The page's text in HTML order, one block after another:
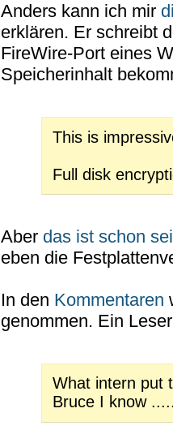
Anders kann ich mir
erklären. Er schreibt
FireWire-Port eines
Speicherinhalt
This is
Full disk
Aber das ist schon
eben die
In den Kommentaren
genommen. Ein
What intern put
Bruce I know